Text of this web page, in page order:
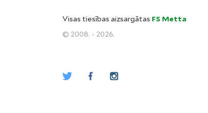
Visas tiesības aizsargātas FS Metta
© 2008. - 2026.